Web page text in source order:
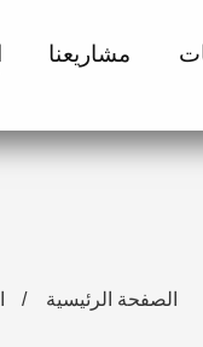
مشاريعنا
الصفحة الرئيسية